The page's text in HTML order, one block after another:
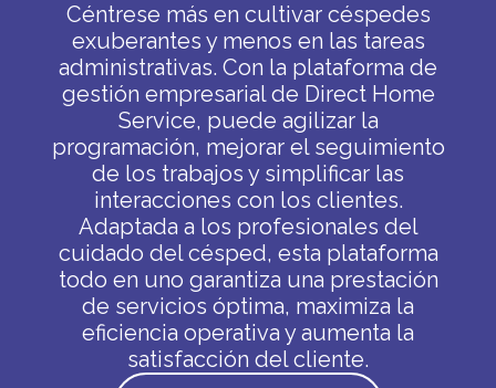
Céntrese más en cultivar céspedes
exuberantes y menos en las tareas
administrativas. Con la plataforma de
gestión empresarial de Direct Home
Service, puede agilizar la
programación, mejorar el seguimiento
de los trabajos y simplificar las
interacciones con los clientes.
Adaptada a los profesionales del
cuidado del césped, esta plataforma
todo en uno garantiza una prestación
de servicios óptima, maximiza la
eficiencia operativa y aumenta la
satisfacción del cliente.